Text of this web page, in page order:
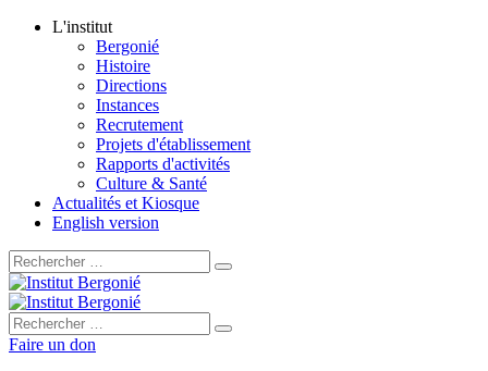
L'institut
Bergonié
Histoire
Directions
Instances
Recrutement
Projets d'établissement
Rapports d'activités
Culture & Santé
Actualités et Kiosque
English version
Rechercher :
Rechercher :
Faire un don